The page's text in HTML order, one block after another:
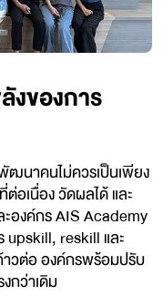
งของการ
ฒนาคนไม่ควรเป็นเพียง
อเนื่อง วัดผลได้ และ
ะองค์กร AIS Academy
upskill, reskill และ
วต่อ องค์กรพร้อมปรับ
กว่าเดิม